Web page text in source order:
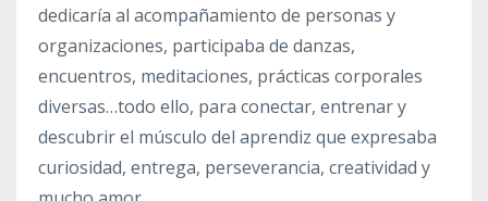
dedicaría al acompañamiento de personas y
organizaciones, participaba de danzas,
encuentros, meditaciones, prácticas corporales
diversas…todo ello, para conectar, entrenar y
descubrir el músculo del aprendiz que expresaba
curiosidad, entrega, perseverancia, creatividad y